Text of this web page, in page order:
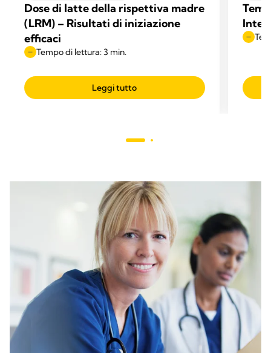
Dose di latte della rispettiva madre
(LRM) – Risultati di iniziazione
efficaci
Tempo di lettura: 3 min.
Leggi tutto